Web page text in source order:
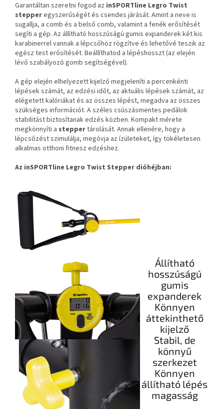
Garantáltan szeretni fogod az inSPORTline Legro Twist
stepperegyszerűségét és csendes járását. Amint a neve is
sugallja, a comb és a belső comb, valamint a fenék erősítését
segíti a gép. Az állítható hosszúságú gumis expanderek két kis
karabinerrel vannak a lépcsőhöz rögzítve és lehetővé teszik az
egész test erősítését. Beállíthatod a lépéshosszt (az elején
lévő szabályozó gomb segítségével).
A gép elején elhelyezett kijelző megjeleníti a percenkénti
lépések számát, az edzési időt, az aktuális lépések számát, az
elégetett kalóriákat és az összes lépést, megadva az összes
szükséges információt. A széles csúszásmentes pedálok
stabilitást biztosítanak edzés közben. Kompakt mérete
megkönnyíti a steppertárolását. Annak ellenére, hogy a
lépcsőzést szimulálja, megóvja az ízületeket, így tökéletesen
alkalmas otthoni fitnesz edzéshez.
Az inSPORTline Legro Twist Stepper dióhéjban:
Állítható
hosszúságú
gumis
expanderek
Könnyen
áttekinthető
kijelző
Stabil, de
könnyű
szerkezet
Könnyen
állítható lépés
magasság